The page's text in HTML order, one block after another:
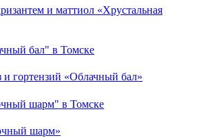
и маттиол «Хрустальная
и гортензий «Облачный бал»
шарм»